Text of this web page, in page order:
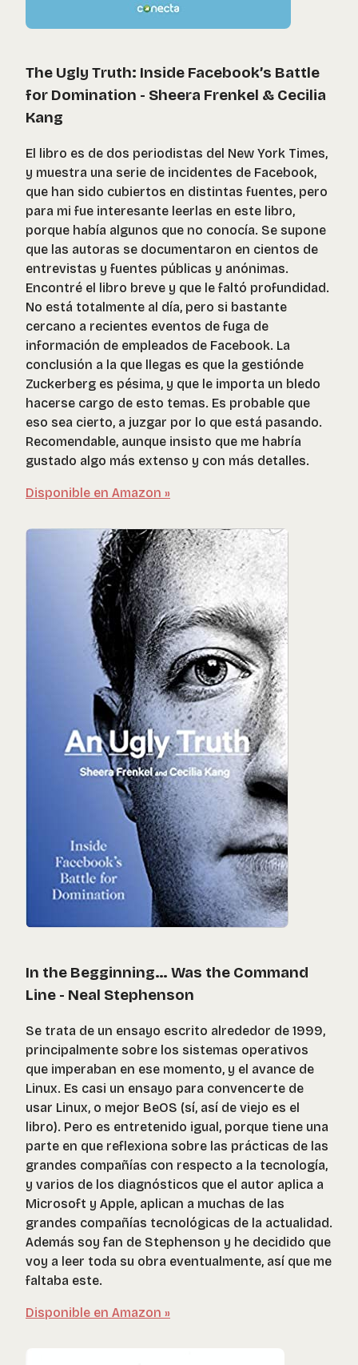
The Ugly Truth: Inside Facebook’s Battle
for Domination - Sheera Frenkel & Cecilia
Kang
El libro es de dos periodistas del New York Times,
y muestra una serie de incidentes de Facebook,
que han sido cubiertos en distintas fuentes, pero
para mi fue interesante leerlas en este libro,
porque había algunos que no conocía. Se supone
que las autoras se documentaron en cientos de
entrevistas y fuentes públicas y anónimas.
Encontré el libro breve y que le faltó profundidad.
No está totalmente al día, pero si bastante
cercano a recientes eventos de fuga de
información de empleados de Facebook. La
conclusión a la que llegas es que la gestiónde
Zuckerberg es pésima, y que le importa un bledo
hacerse cargo de esto temas. Es probable que
eso sea cierto, a juzgar por lo que está pasando.
Recomendable, aunque insisto que me habría
gustado algo más extenso y con más detalles.
Disponible en Amazon »
In the Begginning… Was the Command
Line - Neal Stephenson
Se trata de un ensayo escrito alrededor de 1999,
principalmente sobre los sistemas operativos
que imperaban en ese momento, y el avance de
Linux. Es casi un ensayo para convencerte de
usar Linux, o mejor BeOS (sí, así de viejo es el
libro). Pero es entretenido igual, porque tiene una
parte en que reflexiona sobre las prácticas de las
grandes compañías con respecto a la tecnología,
y varios de los diagnósticos que el autor aplica a
Microsoft y Apple, aplican a muchas de las
grandes compañías tecnológicas de la actualidad.
Además soy fan de Stephenson y he decidido que
voy a leer toda su obra eventualmente, así que me
faltaba este.
Disponible en Amazon »